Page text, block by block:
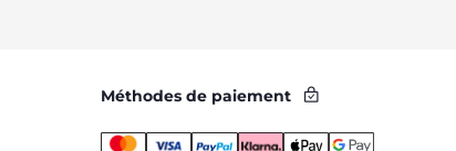
Méthodes de paiement